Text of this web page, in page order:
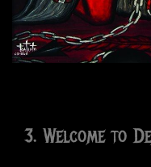
3. Welcome to